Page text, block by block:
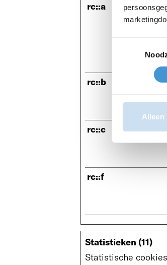
Alleen
rc::a
rc::b
rc::c
rc::f
Statistieken (11)
Statistische